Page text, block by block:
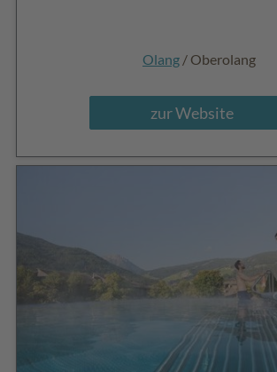
Olang / Oberolang
zur Website